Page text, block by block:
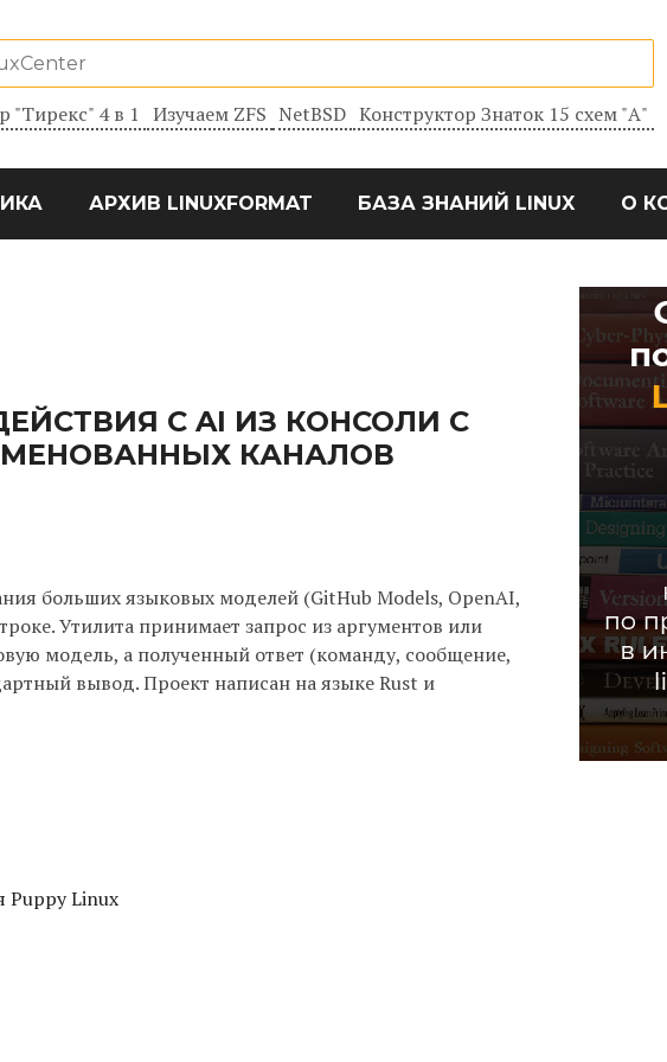
"Тирекс" 4 в 1 Изучаем ZFS NetBSD Конструктор Знаток 15 схем "А"
АРХИВ LINUXFORMAT БАЗА ЗНАНИЙ LINUX О
С AI ИЗ КОНСОЛИ С
КАНАЛОВ
больших языковых моделей (GitHub Models, OpenAI,
Утилита принимает запрос из аргументов или
модель, а полученный ответ (команду, сообщение,
вывод. Проект написан на языке Rust и
Puppy Linux